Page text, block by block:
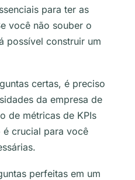
para ter as
você não souber o
possível construir um
certas, é preciso
da empresa de
de métricas de KPIs
é crucial para você
perfeitas em um